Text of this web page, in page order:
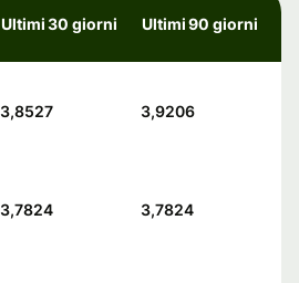
Ultimi 30 giorni Ultimi 90 giorni
3,8527 3,9206
3,7824 3,7824